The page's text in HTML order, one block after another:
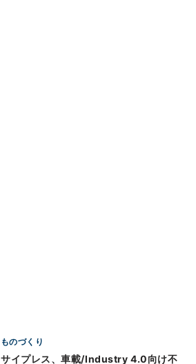
ものづくり
サイプレス、車載/Industry 4.0向け不